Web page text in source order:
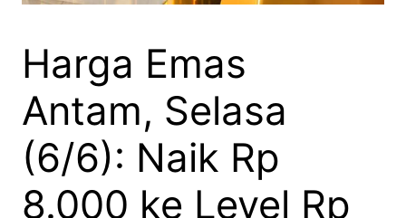
Harga Emas
Antam, Selasa
(6/6): Naik Rp
8.000 ke Level Rp